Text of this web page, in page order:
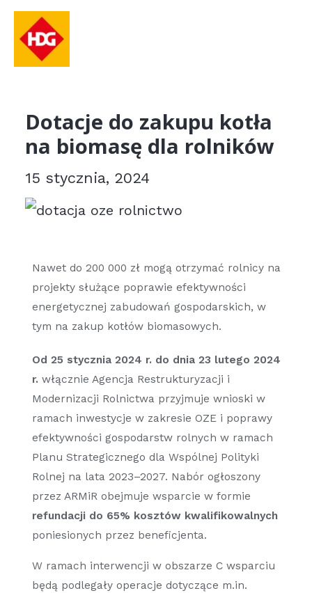
Dotacje do zakupu kotła
na biomasę dla rolników
15 stycznia, 2024
Nawet do 200 000 zł mogą otrzymać rolnicy na
projekty służące poprawie efektywności
energetycznej zabudowań gospodarskich, w
tym na zakup kotłów biomasowych.
Od 25 stycznia 2024 r. do dnia 23 lutego 2024
r. włącznie Agencja Restrukturyzacji i
Modernizacji Rolnictwa przyjmuje wnioski w
ramach inwestycje w zakresie OZE i poprawy
efektywności gospodarstw rolnych w ramach
Planu Strategicznego dla Wspólnej Polityki
Rolnej na lata 2023–2027. Nabór ogłoszony
przez ARMiR obejmuje wsparcie w formie
refundacji do 65% kosztów kwalifikowalnych
poniesionych przez beneficjenta.
W ramach interwencji w obszarze C wsparciu
będą podlegały operacje dotyczące m.in.